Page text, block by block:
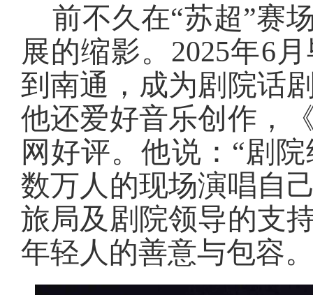
前不久在“苏超”赛
展的缩影。2025年6
到南通，成为剧院话
他还爱好音乐创作，
网好评。他说：“剧
数万人的现场演唱自
旅局及剧院领导的支
年轻人的善意与包容